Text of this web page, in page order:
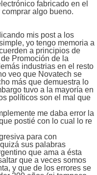
fabricado en el
algo bueno.
mis post a los
yo tengo memoria a
a principios de
Promoción de la
industrias en el resto
veo que Novatech se
más que demuestra lo
tuvo a la mayoría en
políticos son el mal que
me daba error la
postié con lo cual lo re
para con
sus palabras
que ama a ésta
que a veces somos
y que de los errores se